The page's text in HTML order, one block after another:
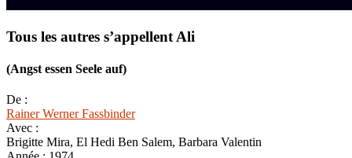
Tous les autres s’appellent Ali
(Angst essen Seele auf)
De :
Rainer Werner Fassbinder
Avec :
Brigitte Mira, El Hedi Ben Salem, Barbara Valentin